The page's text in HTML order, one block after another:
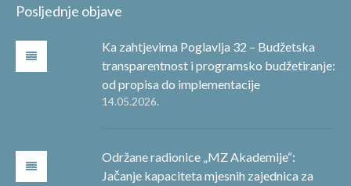
Posljednje objave
Ka zahtjevima Poglavlja 32 – Budžetska
transparentnost i programsko budžetiranje:
od propisa do implementacije
14.05.2026.
Održane radionice „MZ Akademije“:
Jačanje kapaciteta mjesnih zajednica za